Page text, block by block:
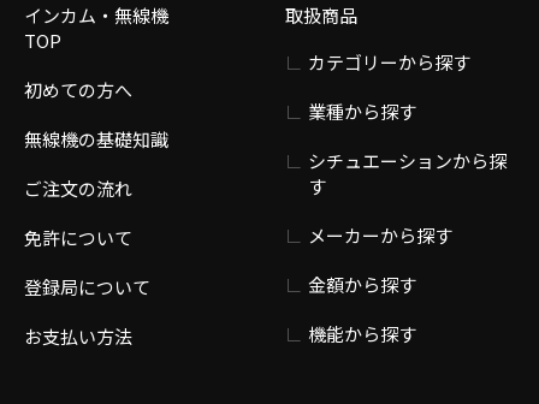
インカム・無線機
TOP
初めての方へ
無線機の基礎知識
ご注文の流れ
免許について
登録局について
お支払い方法
取扱商品
カテゴリーから探す
業種から探す
シチュエーションから探
す
メーカーから探す
金額から探す
機能から探す